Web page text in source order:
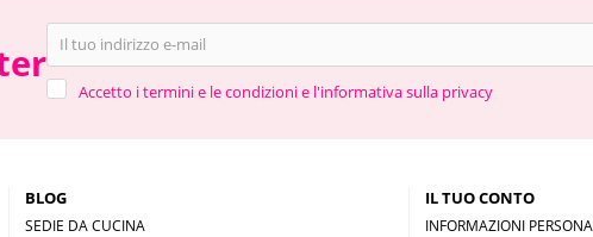
Accetto i termini e le condizioni e l'informativa sulla privacy
BLOG
SEDIE DA CUCINA
IL TUO CONTO
INFORMAZIONI